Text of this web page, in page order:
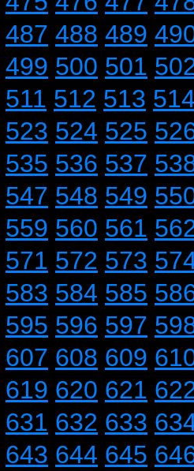
487 488 489
499 500 501
511 512 513
523 524 525
535 536 537
547 548 549
559 560 561
571 572 573
583 584 585
595 596 597
607 608 609
619 620 621
631 632 633
643 644 645